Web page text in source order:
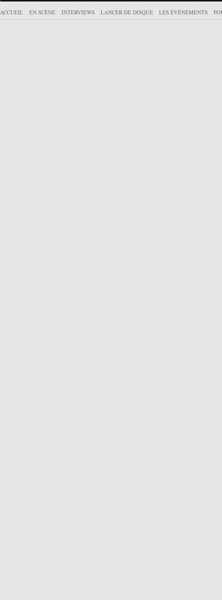
ACCUEIL EN SCÈNE INTERVIEWS LANCER DE DISQUE LES ÉVÉNEMENTS